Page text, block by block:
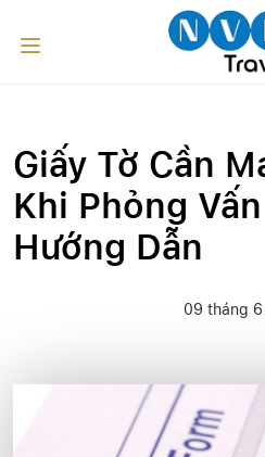
Giấy Tờ Cần
Khi Phỏng
Hướng Dẫn
09 tháng